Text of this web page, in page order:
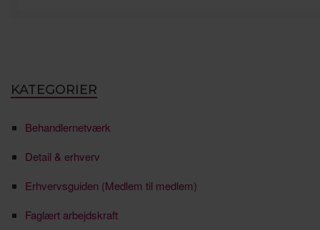
KATEGORIER
Behandlernetværk
Detail & erhverv
Erhvervsguiden (Medlem til medlem)
Faglært arbejdskraft